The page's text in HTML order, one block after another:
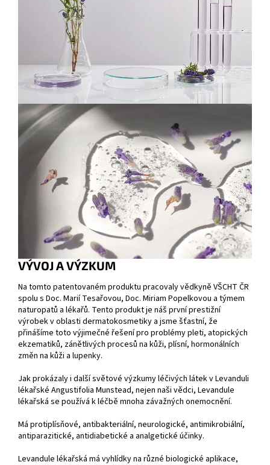
VÝVOJ A VÝZKUM
Na tomto patentovaném produktu pracovaly vědkyně VŠCHT ČR
spolu s Doc. Marií Tesařovou, Doc. Miriam Popelkovou a týmem
naturopatů a lékařů. Tento produkt je náš první prestižní
výrobek v oblasti dermatokosmetiky a jsme šťastní, že
přinášíme toto výjimečné řešení pro problémy pleti, atopických
ekzematiků, zánětlivých procesů na kůži, plísní, hormonálních
změn na kůži a lupenky.
Jak prokázaly i další světové výzkumy léčivých látek v Levanduli
lékařské Angustifolia Munstead, nejen naši vědci, Levandule
lékařská se používá k léčbě mnoha závažných onemocnění.
Má protiplísňové, antibakteriální, neurologické, antimikrobiální,
antiparazitické, antidiabetické a analgetické účinky.
Levandule lékařská má vyhlídky na různé biologické aplikace,